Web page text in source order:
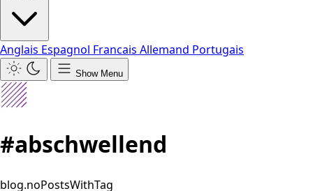
Anglais Espagnol Francais Allemand Portugais
Show Menu
#abschwellend
blog.noPostsWithTag